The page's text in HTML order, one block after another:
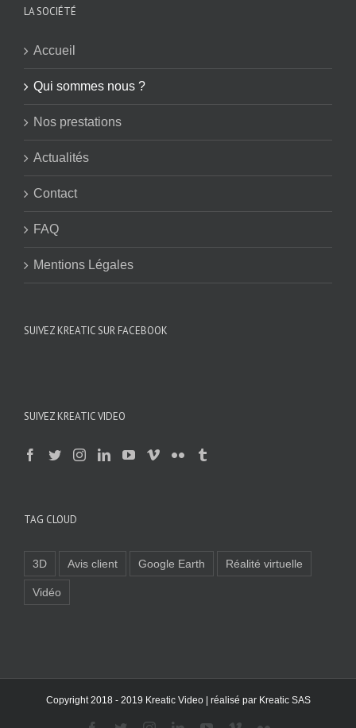
LA SOCIÉTÉ
Accueil
Qui sommes nous ?
Nos prestations
Actualités
Contact
FAQ
Mentions Légales
SUIVEZ KREATIC SUR FACEBOOK
SUIVEZ KREATIC VIDEO
TAG CLOUD
3D Avis client Google Earth Réalité virtuelle
Vidéo
Copyright 2018 - 2019 Kreatic Video | réalisé par Kreatic SAS